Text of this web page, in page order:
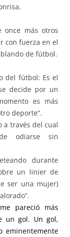
once más otros
con fuerza en el
de fútbol.
del fútbol: Es el
decide por un
es más
deporte”.
a través del cual
odiarse sin
durante
un linier de
ser una mujer)
pareció más
un gol. Un gol,
eminentemente